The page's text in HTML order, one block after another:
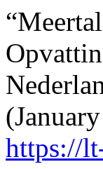
https://